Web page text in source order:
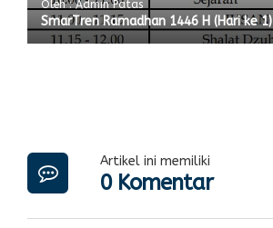
Oleh : Admin Patas
SmarTren Ramadhan 1446 H (Hari ke 1)
Artikel ini memiliki
0 Komentar